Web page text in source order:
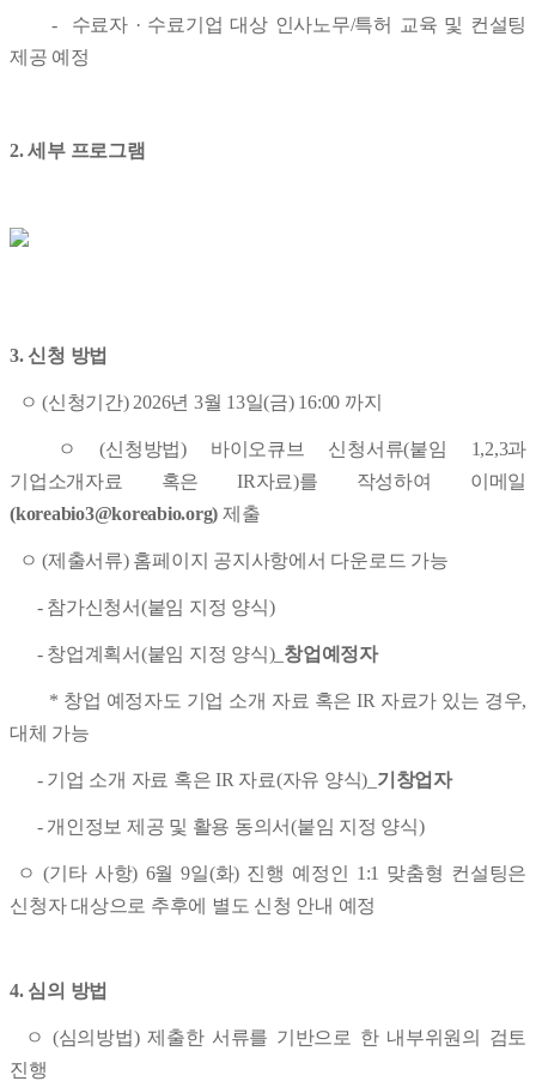
- 수료자 · 수료기업 대상 인사노무/특허 교육 및 컨설팅
제공 예정
2. 세부 프로그램
3. 신청 방법
ㅇ (신청기간) 2026년 3월 13일(금) 16:00 까지
ㅇ (신청방법) 바이오큐브 신청서류(붙임 1,2,3과
기업소개자료 혹은 IR자료)를 작성하여 이메일
(koreabio3@koreabio.org) 제출
ㅇ (제출서류) 홈페이지 공지사항에서 다운로드 가능
- 참가신청서(붙임 지정 양식)
- 창업계획서(붙임 지정 양식)_ 창업예정자
* 창업 예정자도 기업 소개 자료 혹은 IR 자료가 있는 경우,
대체 가능
- 기업 소개 자료 혹은 IR 자료(자유 양식)_ 기창업자
- 개인정보 제공 및 활용 동의서(붙임 지정 양식)
ㅇ (기타 사항) 6월 9일(화) 진행 예정인 1:1 맞춤형 컨설팅은
신청자 대상으로 추후에 별도 신청 안내 예정
4. 심의 방법
ㅇ (심의방법) 제출한 서류를 기반으로 한 내부위원의 검토
진행